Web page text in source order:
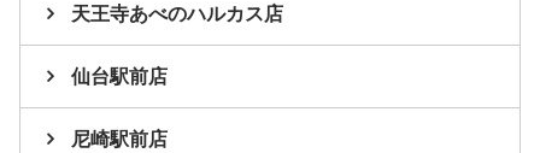
天王寺あべのハルカス店
仙台駅前店
尼崎駅前店